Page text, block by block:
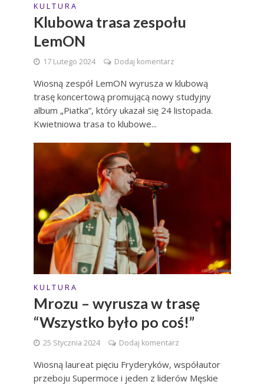
K U L T U R A
Klubowa trasa zespołu
LemON
17 Lutego 2024 Dodaj komentarz
Wiosną zespół LemON wyrusza w klubową
trasę koncertową promującą nowy studyjny
album „Piatka”, który ukazał się 24 listopada.
Kwietniowa trasa to klubowe...
K U L T U R A
Mrozu – wyrusza w trasę
“Wszystko było po coś!”
25 Stycznia 2024 Dodaj komentarz
Wiosną laureat pięciu Fryderyków, współautor
przeboju Supermoce i jeden z liderów Męskie